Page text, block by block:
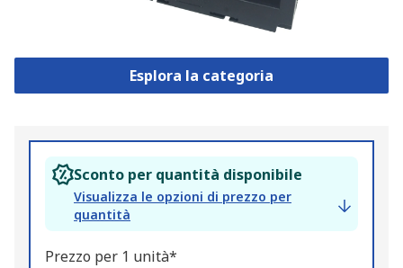
Esplora la categoria
Sconto per quantità disponibile
Visualizza le opzioni di prezzo per
quantità
Prezzo per 1 unità*